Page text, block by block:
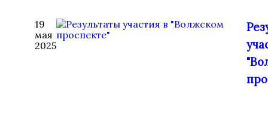
19
мая
2025